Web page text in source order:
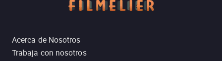
Acerca de Nosotros
Trabaja con nosotros